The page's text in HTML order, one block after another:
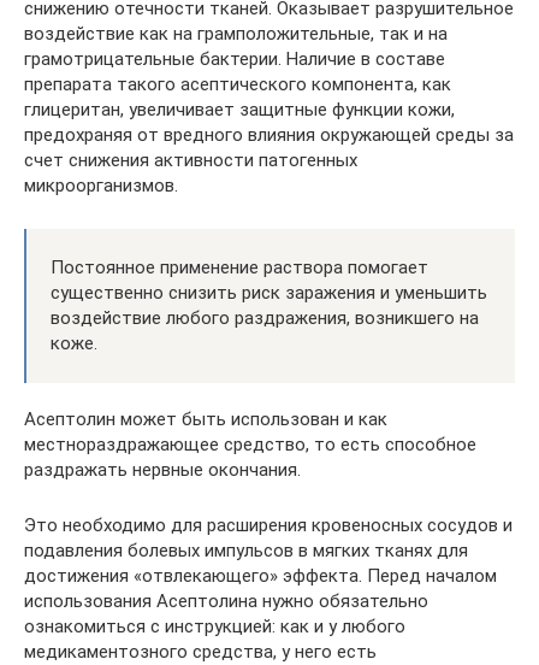
снижению отечности тканей. Оказывает разрушительное
воздействие как на грамположительные, так и на
грамотрицательные бактерии. Наличие в составе
препарата такого асептического компонента, как
глицеритан, увеличивает защитные функции кожи,
предохраняя от вредного влияния окружающей среды за
счет снижения активности патогенных
микроорганизмов.
Постоянное применение раствора помогает
существенно снизить риск заражения и уменьшить
воздействие любого раздражения, возникшего на
коже.
Асептолин может быть использован и как
местнораздражающее средство, то есть способное
раздражать нервные окончания.
Это необходимо для расширения кровеносных сосудов и
подавления болевых импульсов в мягких тканях для
достижения «отвлекающего» эффекта. Перед началом
использования Асептолина нужно обязательно
ознакомиться с инструкцией: как и у любого
медикаментозного средства, у него есть